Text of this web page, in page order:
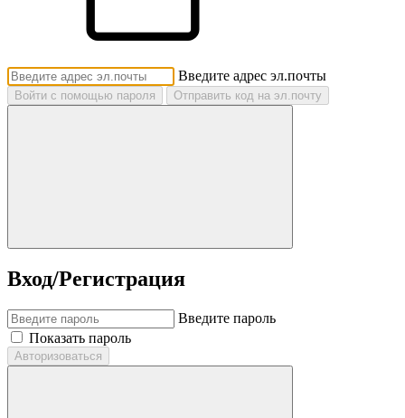
Введите адрес эл.почты
Войти с помощью пароля Отправить код на эл.почту
Вход/Регистрация
Введите пароль
Показать пароль
Авторизоваться